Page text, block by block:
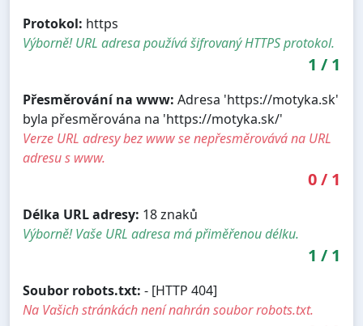
Protokol: https
Výborně! URL adresa používá šifrovaný HTTPS protokol.
1 / 1
Přesměrování na www: Adresa 'https://motyka.sk'
byla přesměrována na 'https://motyka.sk/'
Verze URL adresy bez www se nepřesměrovává na URL
adresu s www.
0/ 1
Délka URL adresy: 18 znaků
Výborně! Vaše URL adresa má přiměřenou délku.
1 / 1
Soubor robots.txt: - [HTTP 404]
Na Vašich stránkách není nahrán soubor robots.txt.